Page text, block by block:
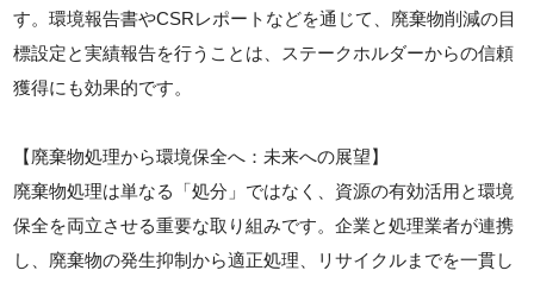
す。環境報告書やCSRレポートなどを通じて、廃棄物削減の目
標設定と実績報告を行うことは、ステークホルダーからの信頼
獲得にも効果的です。
【廃棄物処理から環境保全へ：未来への展望】
廃棄物処理は単なる「処分」ではなく、資源の有効活用と環境
保全を両立させる重要な取り組みです。企業と処理業者が連携
し、廃棄物の発生抑制から適正処理、リサイクルまでを一貫し